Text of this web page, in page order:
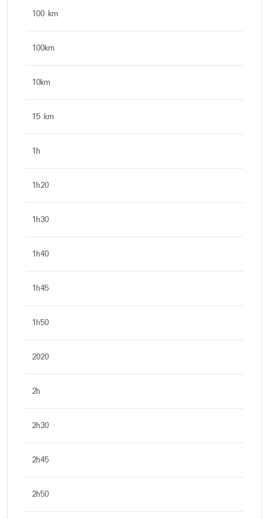
100 km
100km
10km
15 km
1h
1h20
1h30
1h40
1h45
1h50
2020
2h
2h30
2h45
2h50